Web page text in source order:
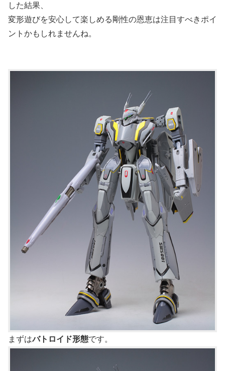
した結果、
変形遊びを安心して楽しめる剛性の恩恵は注目すべきポイ
ントかもしれませんね。
まずはバトロイド形態です。